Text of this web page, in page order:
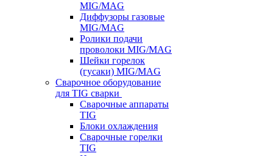
MIG/MAG
Диффузоры газовые
MIG/MAG
Ролики подачи
проволоки MIG/MAG
Шейки горелок
(гусаки) MIG/MAG
Сварочное оборудование
для TIG сварки
Сварочные аппараты
TIG
Блоки охлаждения
Сварочные горелки
TIG